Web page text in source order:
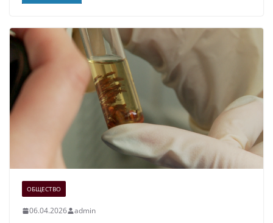
ОБЩЕСТВО
06.04.2026 admin